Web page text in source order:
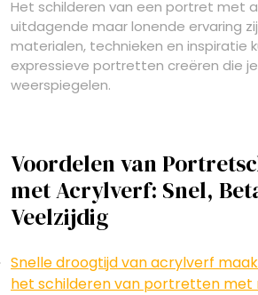
Het schilderen van een portret met
uitdagende maar lonende ervaring
materialen, technieken en inspiratie
expressieve portretten creëren die
weerspiegelen.
Voordelen van
met Acrylverf: Snel,
Veelzijdig
Snelle droogtijd van acrylverf
het schilderen van portretten met